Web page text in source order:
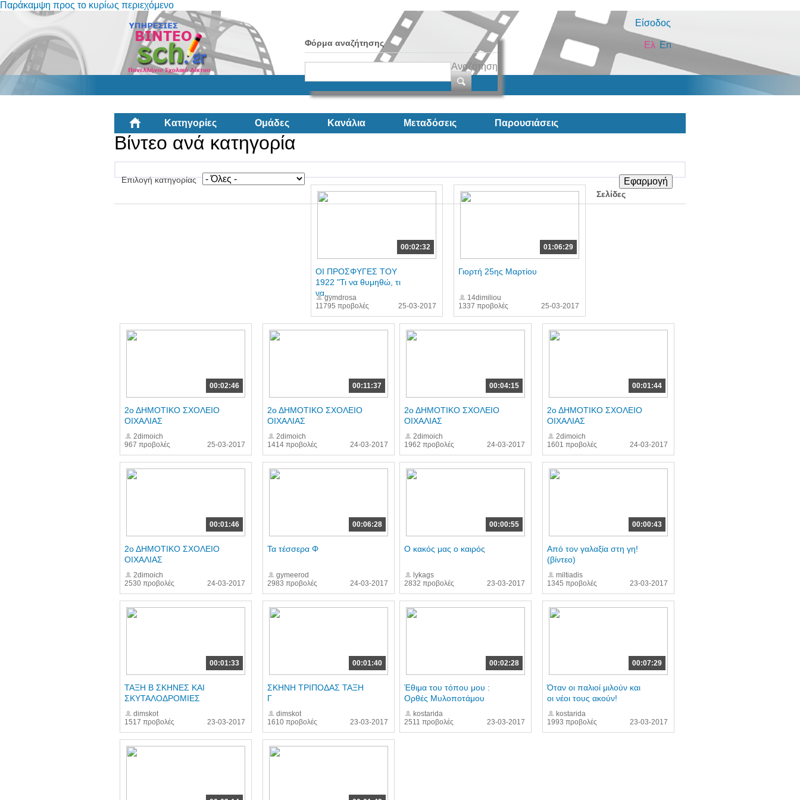
Παράκαμψη προς το κυρίως περιεχόμενο
Είσοδος
Φόρμα αναζήτησης
Αναζήτηση
En
Ελ
Κατηγορίες Ομάδες Κανάλια Μεταδόσεις Παρουσιάσεις
Βίντεο ανά κατηγορία
Επιλογή κατηγορίας
00:02:32
11795 προβολές
ΟΙ ΠΡΟΣΦΥΓΕΣ ΤΟΥ
1922 "Τι να θυμηθώ, τι
να...gymdrosa
25-03-2017
01:06:29
1337 προβολές
Γιορτή 25ης Μαρτίου
14dimiliou
25-03-2017
00:02:46
967 προβολές
2ο ΔΗΜΟΤΙΚΟ ΣΧΟΛΕΙΟ
ΟΙΧΑΛΙΑΣ
2dimoich
25-03-2017
00:11:37
1414 προβολές
2ο ΔΗΜΟΤΙΚΟ ΣΧΟΛΕΙΟ
ΟΙΧΑΛΙΑΣ
2dimoich
24-03-2017
00:04:15
1962 προβολές
2ο ΔΗΜΟΤΙΚΟ ΣΧΟΛΕΙΟ
ΟΙΧΑΛΙΑΣ
2dimoich
24-03-2017
00:01:44
1601 προβολές
2ο ΔΗΜΟΤΙΚΟ ΣΧΟΛΕΙΟ
ΟΙΧΑΛΙΑΣ
2dimoich
24-03-2017
00:01:46
2530 προβολές
2ο ΔΗΜΟΤΙΚΟ ΣΧΟΛΕΙΟ
ΟΙΧΑΛΙΑΣ
2dimoich
24-03-2017
00:06:28
2983 προβολές
Τα τέσσερα Φ
gymeerod
24-03-2017
00:00:55
2832 προβολές
Ο κακός μας ο καιρός
lykags
23-03-2017
00:00:43
1345 προβολές
Από τον γαλαξία στη γη!
(βίντεο)
miltiadis
23-03-2017
00:01:33
1517 προβολές
ΤΑΞΗ Β ΣΚΗΝΕΣ ΚΑΙ
ΣΚΥΤΑΛΟΔΡΟΜΙΕΣ
dimskot
23-03-2017
00:01:40
1610 προβολές
ΣΚΗΝΗ ΤΡΙΠΟΔΑΣ ΤΑΞΗ
Γ
dimskot
23-03-2017
00:02:28
2511 προβολές
Έθιμα του τόπου μου :
Ορθές Μυλοποτάμου
kostarida
23-03-2017
00:07:29
1993 προβολές
Όταν οι παλιοί μιλούν και
οι νέοι τους ακούν!
kostarida
23-03-2017
Σελίδες